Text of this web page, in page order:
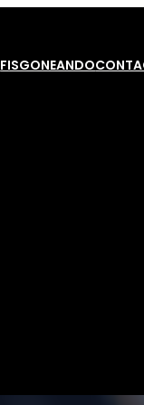
FISGONEANDO